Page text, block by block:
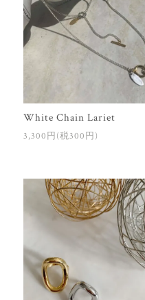
White Chain Lariet
3,300円(税300円)